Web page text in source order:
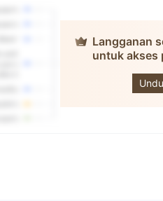
Langganan
untuk akses